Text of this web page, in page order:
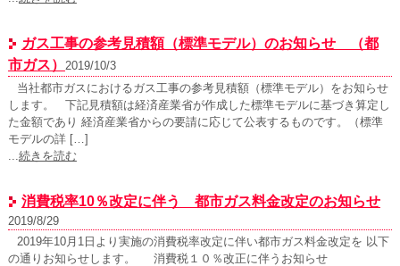
ガス工事の参考見積額（標準モデル）のお知らせ （都
市ガス）
2019/10/3
当社都市ガスにおけるガス工事の参考見積額（標準モデル）をお知らせ
します。 下記見積額は経済産業省が作成した標準モデルに基づき算定し
た金額であり 経済産業省からの要請に応じて公表するものです。（標準
モデルの詳 […]
続きを読む
消費税率10％改定に伴う 都市ガス料金改定のお知らせ
2019/8/29
2019年10月1日より実施の消費税率改定に伴い都市ガス料金改定を 以下
の通りお知らせします。 消費税１０％改正に伴うお知らせ